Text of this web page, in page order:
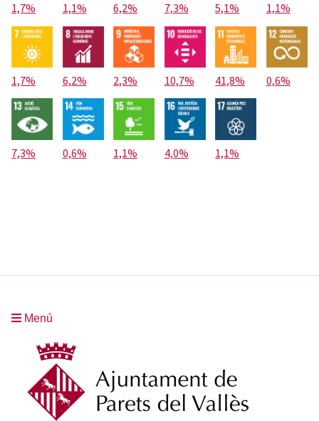
1,7% 1,1% 6,2% 7,3% 5,1% 1,1%
1,7% 6,2% 2,3% 10,7% 41,8% 0,6%
7,3% 0,6% 1,1% 4,0% 1,1%
Menú